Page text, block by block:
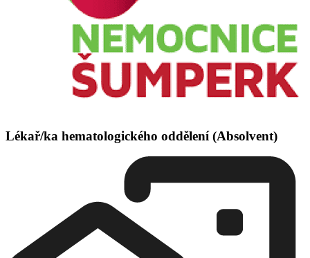
Lékař/ka hematologického oddělení (Absolvent)